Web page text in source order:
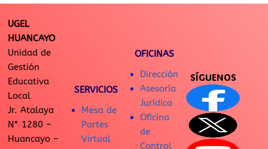
UGEL
HUANCAYO
Unidad de
Gestión
Educativa
Local
Jr. Atalaya
N° 1280 –
Huancayo –
SERVICIOS
Mesa de
Partes
Virtual
OFICINAS
Dirección
Asesoría
Jurídica
Oficina
de
Control
SÍGUENOS